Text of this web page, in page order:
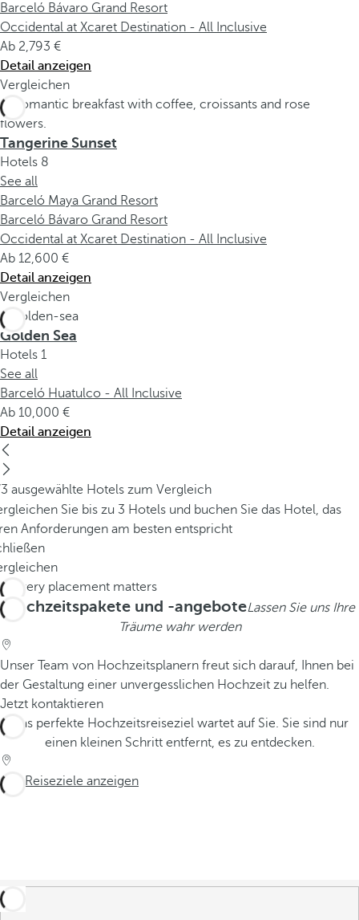
Barceló Bávaro Grand Resort
Occidental at Xcaret Destination - All Inclusive
Ab 2,793
Detail anzeigen
Vergleichen
Tangerine Sunset
Hotels 8
See all
Barceló Maya Grand Resort
Barceló Bávaro Grand Resort
Occidental at Xcaret Destination - All Inclusive
Ab 12,600
Detail anzeigen
Vergleichen
Golden Sea
Hotels 1
See all
Barceló Huatulco - All Inclusive
Ab 10,000
Detail anzeigen
ausgewählte Hotels zum Vergleich
Sie bis zu 3 Hotels und buchen Sie das Hotel, das
Anforderungen am besten entspricht
Hochzeitspakete und -angeboteLassen Sie uns Ihre
Träume wahr werden
Unser Team von Hochzeitsplanern freut sich darauf, Ihnen bei
der Gestaltung einer unvergesslichen Hochzeit zu helfen.
Jetzt kontaktieren
Das perfekte Hochzeitsreiseziel wartet auf Sie. Sie sind nur
einen kleinen Schritt entfernt, es zu entdecken.
Alle Reiseziele anzeigen